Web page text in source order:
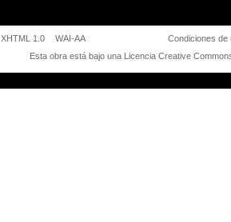
XHTML 1.0 WAI-AA
Condiciones de
Esta obra está bajo una Licencia Creative